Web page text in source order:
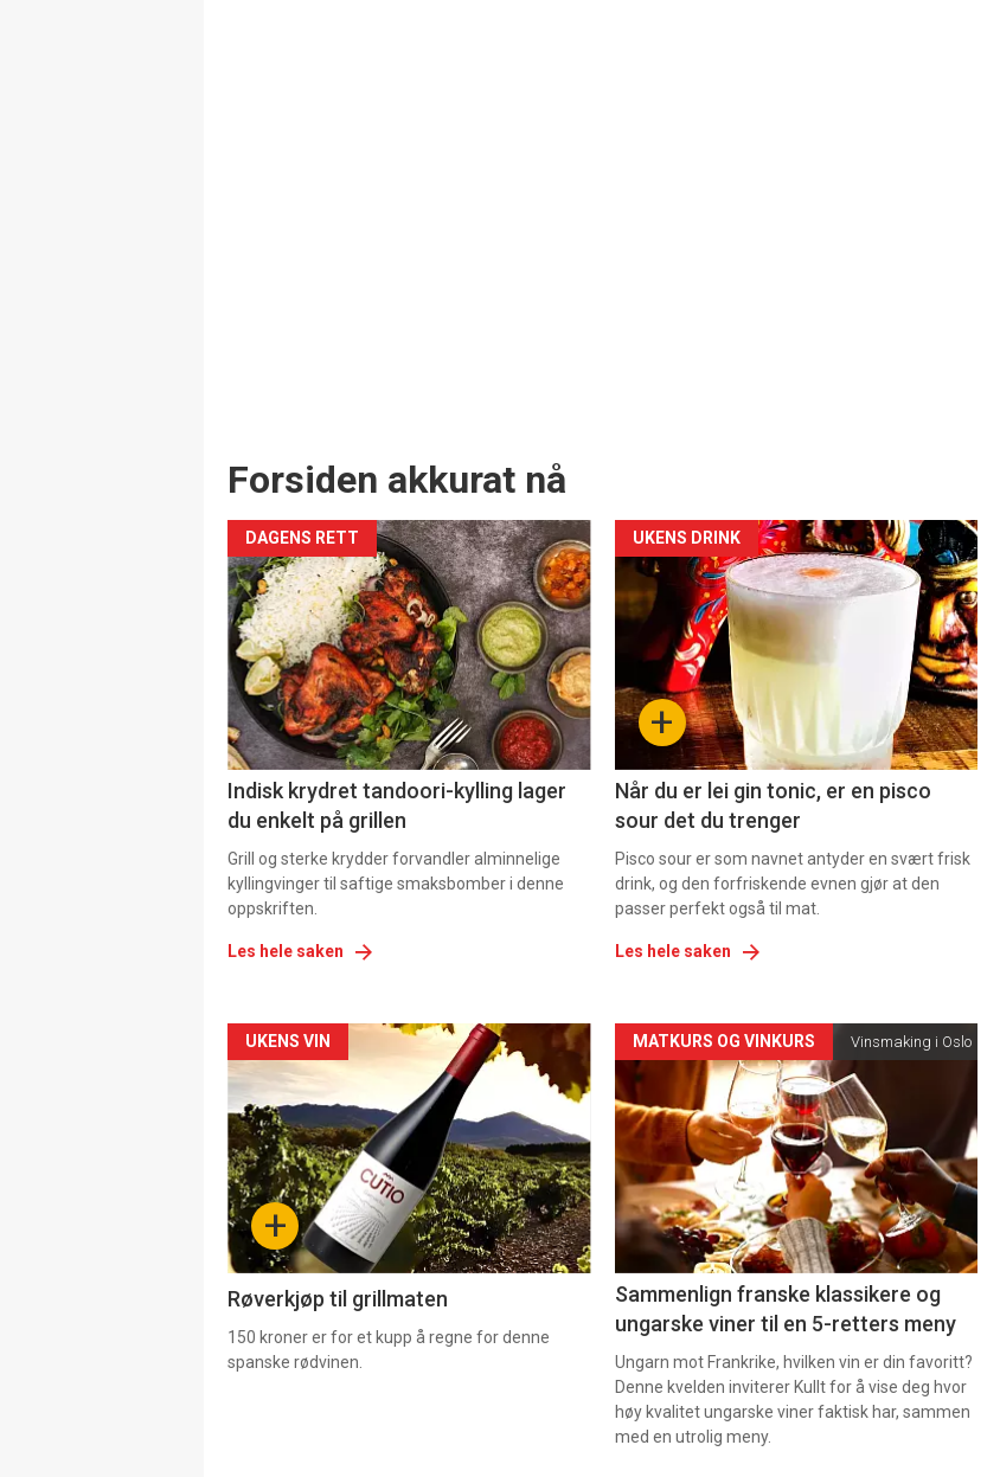
Forsiden akkurat nå
DAGENS RETT
Indisk krydret tandoori-kylling lager
du enkelt på grillen
Grill og sterke krydder forvandler alminnelige
kyllingvinger til saftige smaksbomber i denne
oppskriften.
Les hele saken
Forsiden
akkurat
nå
-
+
UKENS DRINK
Når du er lei gin tonic, er en pisco
sour det du trenger
Pisco sour er som navnet antyder en svært frisk
drink, og den forfriskende evnen gjør at den
passer perfekt også til mat.
Les hele saken
Forsiden
akkurat
nå
-
4 +
UKENS VIN
Røverkjøp til grillmaten
150 kroner er for et kupp å regne for denne
spanske rødvinen.
Forsiden
akkurat
nå
-
5
MATKURS OG VINKURS Vinsmaking i Oslo
Sammenlign franske klassikere og
ungarske viner til en 5-retters meny
Ungarn mot Frankrike, hvilken vin er din favoritt?
Denne kvelden inviterer Kullt for å vise deg hvor
høy kvalitet ungarske viner faktisk har, sammen
med en utrolig meny.